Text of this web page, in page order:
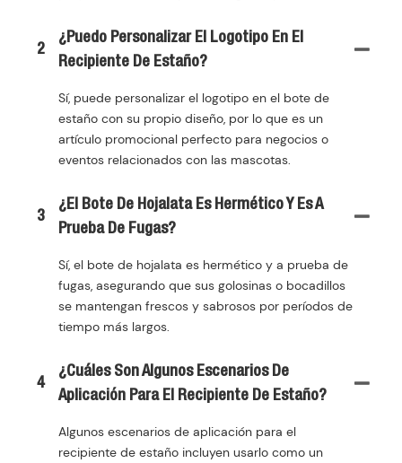
2
¿Puedo Personalizar El Logotipo En El
Recipiente De Estaño?
Sí, puede personalizar el logotipo en el bote de
estaño con su propio diseño, por lo que es un
artículo promocional perfecto para negocios o
eventos relacionados con las mascotas.
3
¿El Bote De Hojalata Es Hermético Y Es A
Prueba De Fugas?
Sí, el bote de hojalata es hermético y a prueba de
fugas, asegurando que sus golosinas o bocadillos
se mantengan frescos y sabrosos por períodos de
tiempo más largos.
4
¿Cuáles Son Algunos Escenarios De
Aplicación Para El Recipiente De Estaño?
Algunos escenarios de aplicación para el
recipiente de estaño incluyen usarlo como un